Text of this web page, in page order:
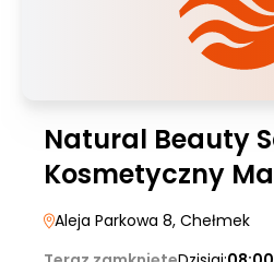
Natural Beauty
Kosmetyczny
Aleja Parkowa 8, Chełmek